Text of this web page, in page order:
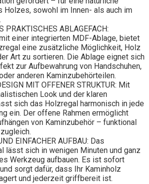
Holzes, sowohl im Innen- als auch im
PRAKTISCHES ABLAGEFACH:
einer integrierten MDF-Ablage, bietet
eine zusätzliche Möglichkeit, Holz
Art zu sortieren. Die Ablage eignet sich
zur Aufbewahrung von Handschuhen,
anderen Kaminzubehörteilen.
MIT OFFENER STRUKTUR: Mit
Look und der klaren
sich das Holzregal harmonisch in jede
ein. Der offene Rahmen ermöglicht
von Kaminzubehör – funktional
EINFACHER AUFBAU: Das
lässt sich in wenigen Minuten und ganz
Werkzeug aufbauen. Es ist sofort
sorgt dafür, dass Ihr Kaminholz
und jederzeit griffbereit ist.